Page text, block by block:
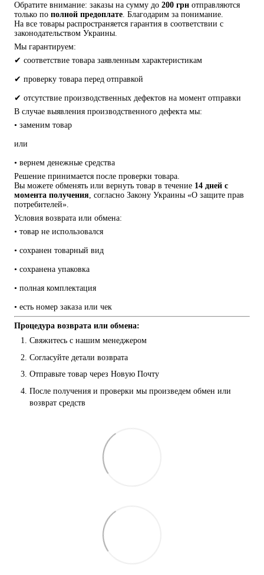
Обратите внимание: заказы на сумму до 200 грн отправляются
только по полной предоплате. Благодарим за понимание.
На все товары распространяется гарантия в соответствии с
законодательством Украины.
Мы гарантируем:
✔ соответствие товара заявленным характеристикам
✔ проверку товара перед отправкой
✔ отсутствие производственных дефектов на момент отправки
В случае выявления производственного дефекта мы:
• заменим товар
или
• вернем денежные средства
Решение принимается после проверки товара.
Вы можете обменять или вернуть товар в течение 14 дней с
момента получения, согласно Закону Украины «О защите прав
потребителей».
Условия возврата или обмена:
• товар не использовался
• сохранен товарный вид
• сохранена упаковка
• полная комплектация
• есть номер заказа или чек
Процедура возврата или обмена:
Свяжитесь с нашим менеджером
Согласуйте детали возврата
Отправьте товар через Новую Почту
После получения и проверки мы произведем обмен или
возврат средств